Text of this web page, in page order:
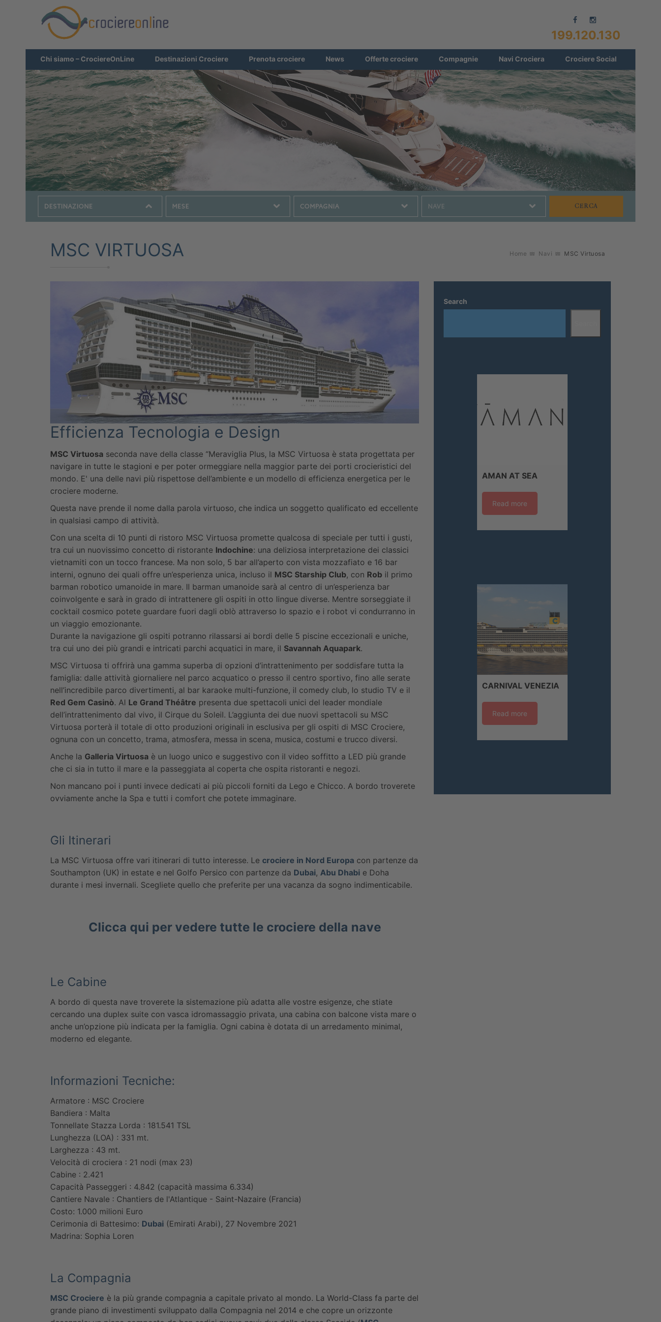
199.120.130
Chi siamo – CrociereOnLine Destinazioni Crociere Prenota crociere News Offerte crociere Compagnie Navi Crociera Crociere Social
MSC VIRTUOSA Home Navi MSC Virtuosa
Efficienza Tecnologia e Design
MSC Virtuosa seconda nave della classe “Meraviglia Plus, la MSC Virtuosa è stata progettata per
navigare in tutte le stagioni e per poter ormeggiare nella maggior parte dei porti crocieristici del
mondo. E' una delle navi più rispettose dell’ambiente e un modello di efficienza energetica per le
crociere moderne.
Questa nave prende il nome dalla parola virtuoso, che indica un soggetto qualificato ed eccellente
in qualsiasi campo di attività.
Con una scelta di 10 punti di ristoro MSC Virtuosa promette qualcosa di speciale per tutti i gusti,
tra cui un nuovissimo concetto di ristorante Indochine: una deliziosa interpretazione dei classici
vietnamiti con un tocco francese. Ma non solo, 5 bar all’aperto con vista mozzafiato e 16 bar
interni, ognuno dei quali offre un’esperienza unica, incluso il MSC Starship Club, con Rob il primo
barman robotico umanoide in mare. Il barman umanoide sarà al centro di un’esperienza bar
coinvolgente e sarà in grado di intrattenere gli ospiti in otto lingue diverse. Mentre sorseggiate il
cocktail cosmico potete guardare fuori dagli oblò attraverso lo spazio e i robot vi condurranno in
un viaggio emozionante.
Durante la navigazione gli ospiti potranno rilassarsi ai bordi delle 5 piscine eccezionali e uniche,
tra cui uno dei più grandi e intricati parchi acquatici in mare, il Savannah Aquapark.
MSC Virtuosa ti offrirà una gamma superba di opzioni d’intrattenimento per soddisfare tutta la
famiglia: dalle attività giornaliere nel parco acquatico o presso il centro sportivo, fino alle serate
nell’incredibile parco divertimenti, al bar karaoke multi-funzione, il comedy club, lo studio TV e il
Red Gem Casinò. Al Le Grand Théâtre presenta due spettacoli unici del leader mondiale
dell’intrattenimento dal vivo, il Cirque du Soleil. L’aggiunta dei due nuovi spettacoli su MSC
Virtuosa porterà il totale di otto produzioni originali in esclusiva per gli ospiti di MSC Crociere,
ognuna con un concetto, trama, atmosfera, messa in scena, musica, costumi e trucco diversi.
Anche la Galleria Virtuosa è un luogo unico e suggestivo con il video soffitto a LED più grande
che ci sia in tutto il mare e la passeggiata al coperta che ospita ristoranti e negozi.
Non mancano poi i punti invece dedicati ai più piccoli forniti da Lego e Chicco. A bordo troverete
ovviamente anche la Spa e tutti i comfort che potete immaginare.
Gli Itinerari
La MSC Virtuosa offre vari itinerari di tutto interesse. Le crociere in Nord Europa con partenze da
Southampton (UK) in estate e nel Golfo Persico con partenze da Dubai, Abu Dhabi e Doha
durante i mesi invernali. Scegliete quello che preferite per una vacanza da sogno indimenticabile.
Clicca qui per vedere tutte le crociere della nave
Le Cabine
A bordo di questa nave troverete la sistemazione più adatta alle vostre esigenze, che stiate
cercando una duplex suite con vasca idromassaggio privata, una cabina con balcone vista mare o
anche un’opzione più indicata per la famiglia. Ogni cabina è dotata di un arredamento minimal,
moderno ed elegante.
Informazioni Tecniche:
Armatore : MSC Crociere
Bandiera : Malta
Tonnellate Stazza Lorda : 181.541 TSL
Lunghezza (LOA) : 331 mt.
Larghezza : 43 mt.
Velocità di crociera : 21 nodi (max 23)
Cabine : 2.421
Capacità Passeggeri : 4.842 (capacità massima 6.334)
Cantiere Navale : Chantiers de l'Atlantique - Saint-Nazaire (Francia)
Costo: 1.000 milioni Euro
Cerimonia di Battesimo: Dubai (Emirati Arabi), 27 Novembre 2021
Madrina: Sophia Loren
La Compagnia
MSC Crociere è la più grande compagnia a capitale privato al mondo. La World-Class fa parte del
grande piano di investimenti sviluppato dalla Compagnia nel 2014 e che copre un orizzonte
Search
AMAN AT SEA
Read more
CARNIVAL VENEZIA
Read more